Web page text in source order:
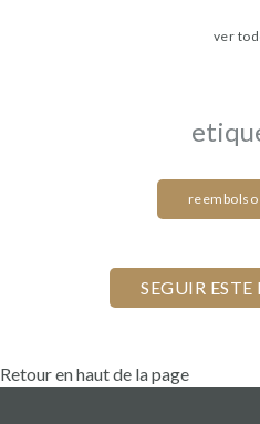
ver
Retour en haut de la page